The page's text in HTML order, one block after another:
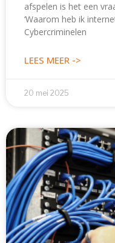
afspelen is het een
‘Waarom heb ik
Cybercriminelen
LEES MEER ->
20 mei 2025